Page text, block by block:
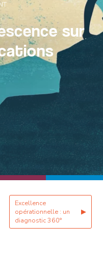
sur
Excellence
opérationnelle : un
diagnostic 360°
▶